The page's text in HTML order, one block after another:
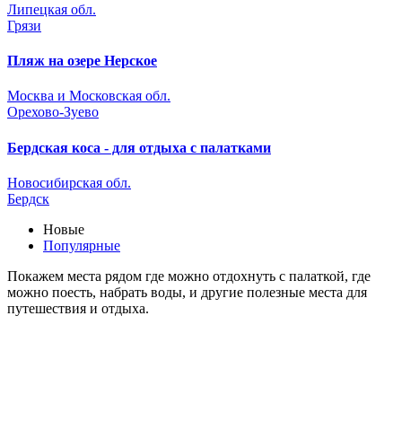
Липецкая обл.
Грязи
Пляж на озере Нерское
Москва и Московская обл.
Орехово-Зуево
Бердская коса - для отдыха с палатками
Новосибирская обл.
Бердск
Новые
Популярные
Покажем места рядом где можно отдохнуть с палаткой, где
можно поесть, набрать воды, и другие полезные места для
путешествия и отдыха.